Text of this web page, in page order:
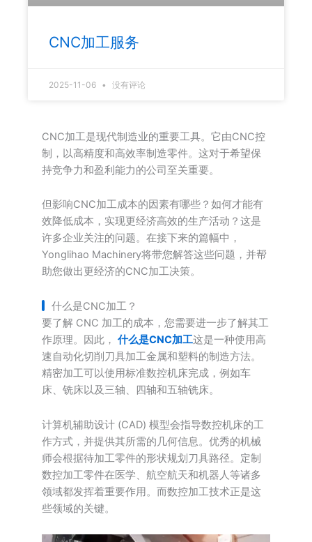
CNC加工服务
2025-11-06 没有评论
CNC加工是现代制造业的重要工具。它由CNC控
制，以高精度和高效率制造零件。这对于希望保
持竞争力和盈利能力的公司至关重要。
但影响CNC加工成本的因素有哪些？如何才能有
效降低成本，实现更经济高效的生产活动？这是
许多企业关注的问题。在接下来的篇幅中，
Yonglihao Machinery将带您解答这些问题，并帮
助您做出更经济的CNC加工决策。
什么是CNC加工？
要了解 CNC 加工的成本，您需要进一步了解其工
作原理。因此， 什么是CNC加工这是一种使用高
速自动化切削刀具加工金属和塑料的制造方法。
精密加工可以使用标准数控机床完成，例如车
床、铣床以及三轴、四轴和五轴铣床。
计算机辅助设计 (CAD) 模型会指导数控机床的工
作方式，并提供其所需的几何信息。优秀的机械
师会根据待加工零件的形状规划刀具路径。定制
数控加工零件在医学、航空航天和机器人等诸多
领域都发挥着重要作用。而数控加工技术正是这
些领域的关键。